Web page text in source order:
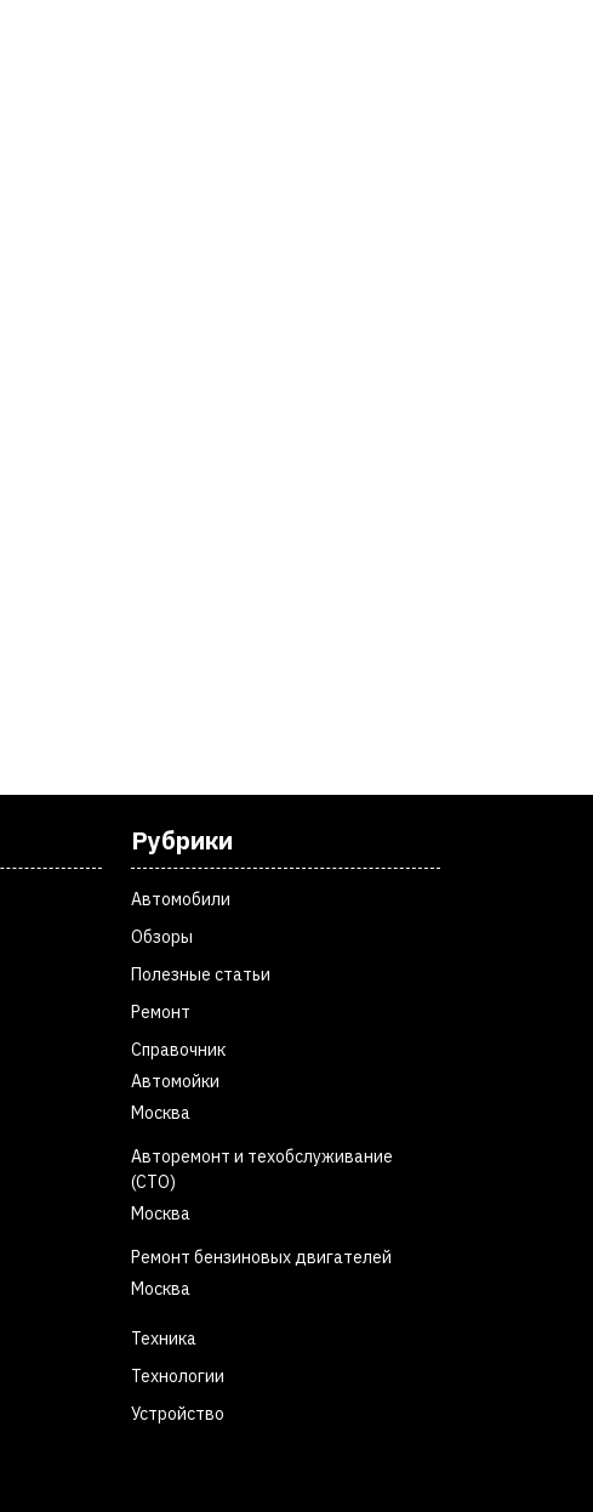
Рубрики
Автомобили
Обзоры
Полезные статьи
Ремонт
Справочник
Автомойки
Москва
Авторемонт и техобслуживание
(СТО)
Москва
Ремонт бензиновых двигателей
Москва
Техника
Технологии
Устройство